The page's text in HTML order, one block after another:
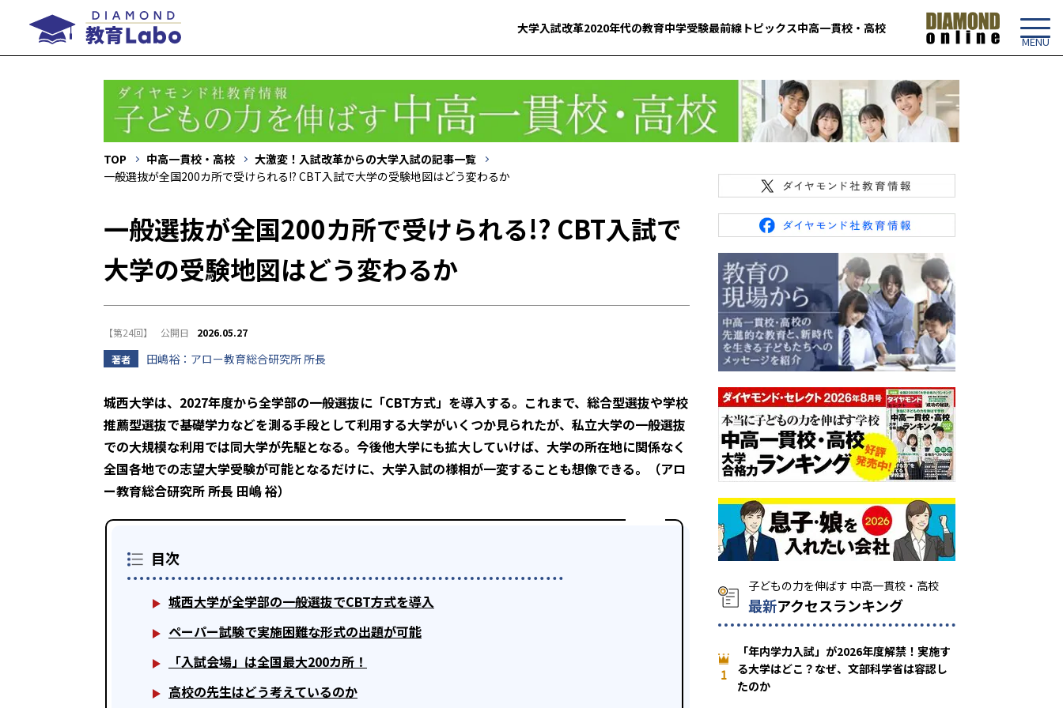
大学入試改革2020年代の教育中学受験最前線 トピックス中高一貫校・高校
TOP 中高一貫校・高校
大激変！入試改革からの大学入試の記事一覧
一般選抜が全国200カ所で受けられる!? CBT入試で大学の受験地図はどう変わるか
一般選抜が全国200カ所で受けられる!? CBT入試で
大学の受験地図はどう変わるか
【第24回】
2026.05.27
著者
田嶋裕：アロー教育総合研究所 所長
城西大学は、2027年度から全学部の一般選抜に「CBT方式」を導入する。これまで、総合型選抜や学校
推薦型選抜で基礎学力などを測る手段として利用する大学がいくつか見られたが、私立大学の一般選抜
での大規模な利用では同大学が先駆となる。今後他大学にも拡大していけば、大学の所在地に関係なく
全国各地での志望大学受験が可能となるだけに、大学入試の様相が一変することも想像できる。（アロ
ー教育総合研究所 所長 田嶋 裕）
目次
城西大学が全学部の一般選抜でCBT方式を導入
ペーパー試験で実施困難な形式の出題が可能
「入試会場」は全国最大200カ所！
高校の先生はどう考えているのか
最新アクセスランキング
1
「年内学力入試」が2026年度解禁！実施す
る大学はどこ？なぜ、文部科学省は容認し
たのか